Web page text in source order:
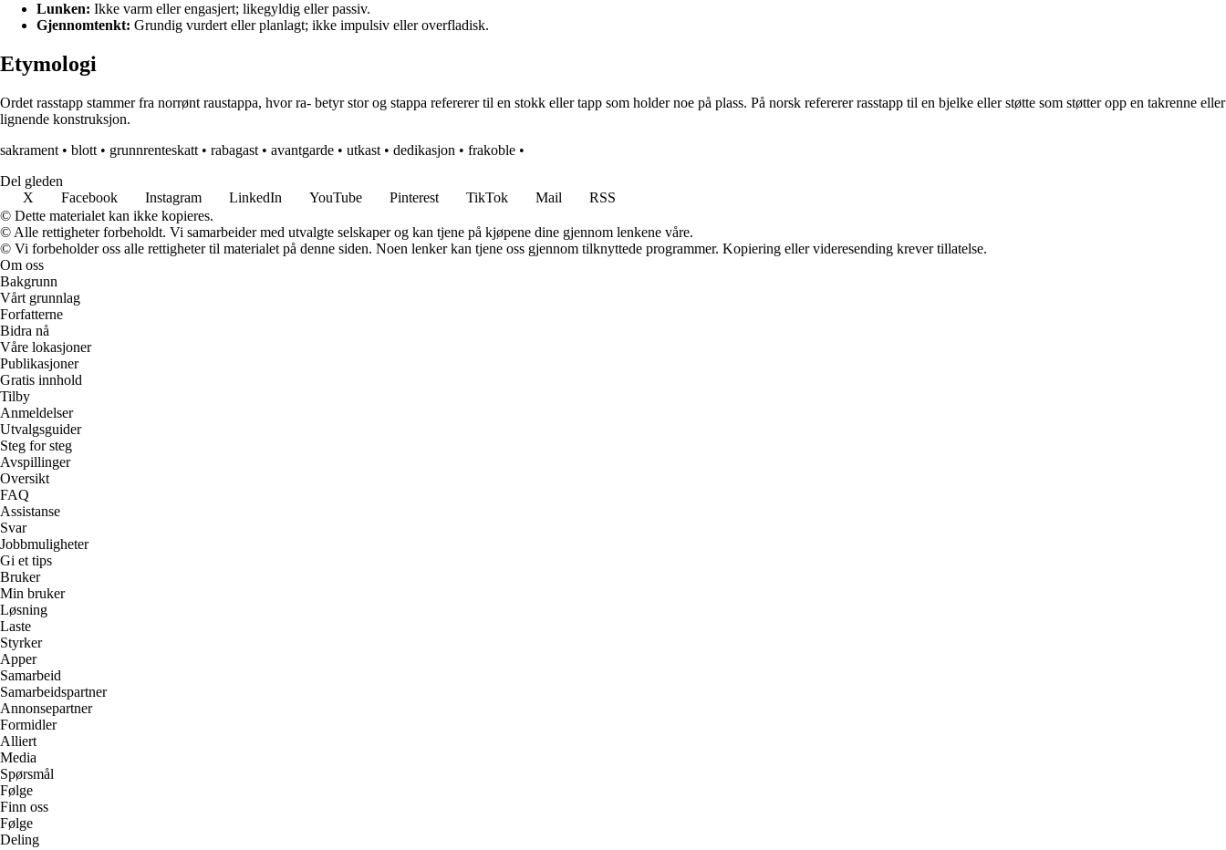
Lunken: Ikke varm eller engasjert; likegyldig eller passiv.
Gjennomtenkt: Grundig vurdert eller planlagt; ikke impulsiv eller overfladisk.
Etymologi
Ordet rasstapp stammer fra norrønt raustappa, hvor ra- betyr stor og stappa refererer til en stokk eller tapp som holder noe på plass. På norsk refererer rasstapp til en bjelke eller støtte som støtter opp en takrenne eller
lignende konstruksjon.
sakrament • blott • grunnrenteskatt • rabagast • avantgarde • utkast • dedikasjon • frakoble •
Del gleden
X
Facebook Instagram LinkedIn YouTube Pinterest TikTok Mail
RSS
© Dette materialet kan ikke kopieres.
© Alle rettigheter forbeholdt. Vi samarbeider med utvalgte selskaper og kan tjene på kjøpene dine gjennom lenkene våre.
© Vi forbeholder oss alle rettigheter til materialet på denne siden. Noen lenker kan tjene oss gjennom tilknyttede programmer. Kopiering eller videresending krever tillatelse.
Om oss
Bakgrunn
Vårt grunnlag
Forfatterne
Bidra nå
Våre lokasjoner
Publikasjoner
Gratis innhold
Tilby
Anmeldelser
Utvalgsguider
Steg for steg
Avspillinger
Oversikt
FAQ
Assistanse
Svar
Jobbmuligheter
Gi et tips
Bruker
Min bruker
Løsning
Laste
Styrker
Apper
Samarbeid
Samarbeidspartner
Annonsepartner
Formidler
Alliert
Media
Spørsmål
Følge
Finn oss
Følge
Deling